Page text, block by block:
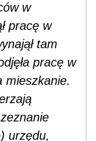
w
pracę w
tam
pracę w
mieszkanie.
urzędu,